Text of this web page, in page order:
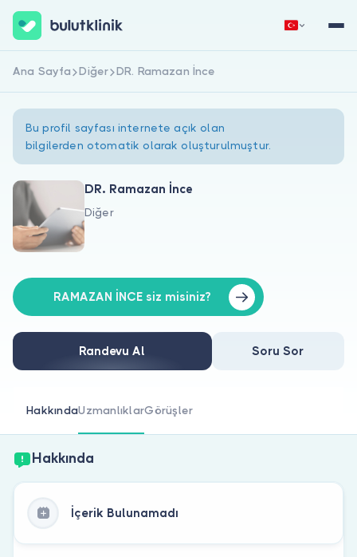
Hakkımızda
Doktorlar için
Doktor musunuz?
Hemen Kaydol
Ana Sayfa Diğer DR. Ramazan İnce
Bu profil sayfası internete açık olan
bilgilerden otomatik olarak oluşturulmuştur.
DR. Ramazan İnce
Diğer
RAMAZAN İNCE siz misiniz?
Randevu Al Soru Sor
HakkındaUzmanlıklarGörüşler
Hakkında
İçerik Bulunamadı